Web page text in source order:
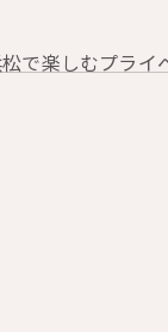
で楽しむプライ